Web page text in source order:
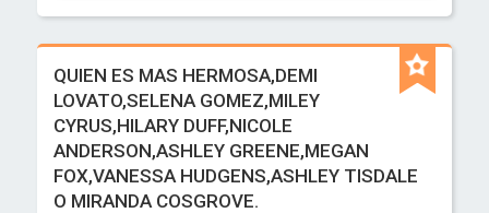
QUIEN ES MAS HERMOSA,DEMI
LOVATO,SELENA GOMEZ,MILEY
CYRUS,HILARY DUFF,NICOLE
ANDERSON,ASHLEY GREENE,MEGAN
FOX,VANESSA HUDGENS,ASHLEY TISDALE
O MIRANDA COSGROVE.